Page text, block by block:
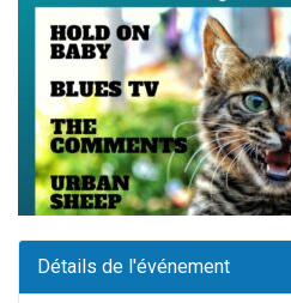
Détails de l'événement